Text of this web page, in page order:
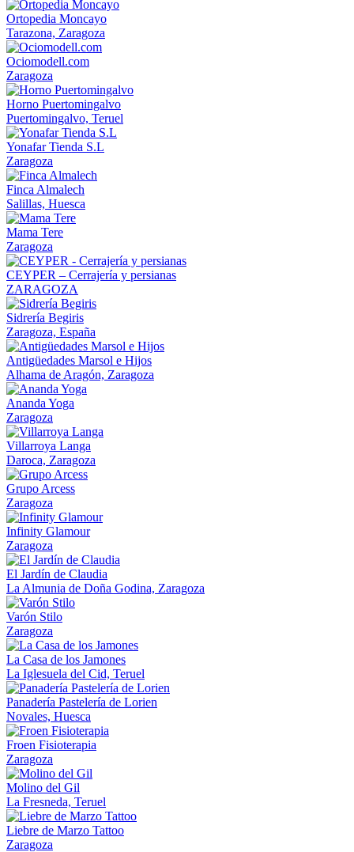
Ortopedia Moncayo
Tarazona, Zaragoza
Ociomodell.com
Zaragoza
Horno Puertomingalvo
Puertomingalvo, Teruel
Yonafar Tienda S.L
Zaragoza
Finca Almalech
Salillas, Huesca
Mama Tere
Zaragoza
CEYPER – Cerrajería y persianas
ZARAGOZA
Sidrería Begiris
Zaragoza, España
Antigüedades Marsol e Hijos
Alhama de Aragón, Zaragoza
Ananda Yoga
Zaragoza
Villarroya Langa
Daroca, Zaragoza
Grupo Arcess
Zaragoza
Infinity Glamour
Zaragoza
El Jardín de Claudia
La Almunia de Doña Godina, Zaragoza
Varón Stilo
Zaragoza
La Casa de los Jamones
La Iglesuela del Cid, Teruel
Panadería Pastelería de Lorien
Novales, Huesca
Froen Fisioterapia
Zaragoza
Molino del Gil
La Fresneda, Teruel
Liebre de Marzo Tattoo
Zaragoza